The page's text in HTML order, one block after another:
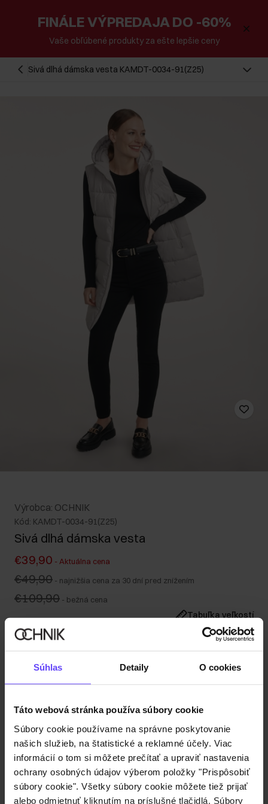
Súhlas Detaily O cookies
Táto webová stránka používa súbory cookie
Súbory cookie používame na správne poskytovanie
našich služieb, na štatistické a reklamné účely. Viac
informácií o tom si môžete prečítať a upraviť nastavenia
ochrany osobných údajov výberom položky "Prispôsobiť
súbory cookie". Všetky súbory cookie môžete tiež prijať
alebo odmietnuť kliknutím na príslušné tlačidlá. Súbory
FINÁLE VÝPREDAJA DO -60%
Vaše obľúbené produkty za ešte lepšie ceny
Sivá dlhá dámska vesta KAMDT-0034-91(Z25)
Výrobca: OCHNIK
Kód: KAMDT-0034-91(Z25)
Sivá dlhá dámska vesta
€39,90 - Aktuálna cena
€49,90 - najnižšia cena za 30 dní pred znížením
€109,90 - bežná cena
Tabuľka veľkostí
Vyberte veľkosť
Odoslanie do 1 pracovného dňa
Detaily
Zloženie